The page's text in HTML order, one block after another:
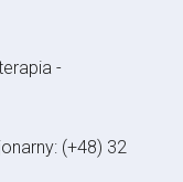
-
(+48) 32